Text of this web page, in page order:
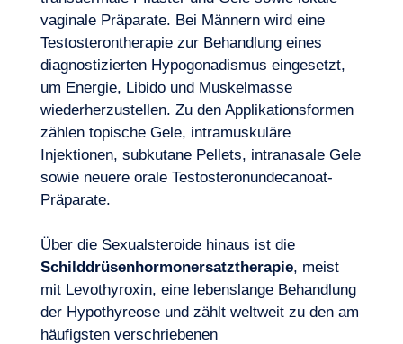
vaginale Präparate. Bei Männern wird eine
Testosterontherapie zur Behandlung eines
diagnostizierten Hypogonadismus eingesetzt,
um Energie, Libido und Muskelmasse
wiederherzustellen. Zu den Applikationsformen
zählen topische Gele, intramuskuläre
Injektionen, subkutane Pellets, intranasale Gele
sowie neuere orale Testosteronundecanoat-
Präparate.
Über die Sexualsteroide hinaus ist die
Schilddrüsenhormonersatztherapie, meist
mit Levothyroxin, eine lebenslange Behandlung
der Hypothyreose und zählt weltweit zu den am
häufigsten verschriebenen